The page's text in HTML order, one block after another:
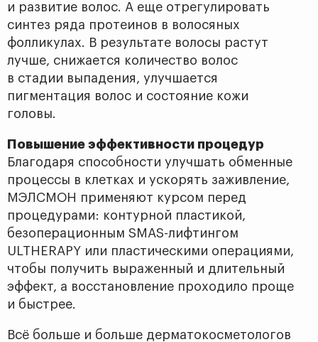
и развитие волос. А еще отрегулировать
синтез ряда протеинов в волосяных
фолликулах. В результате волосы растут
лучше, снижается количество волос
в стадии выпадения, улучшается
пигментация волос и состояние кожи
головы.
Повышение эффективности процедур
Благодаря способности улучшать обменные
процессы в клетках и ускорять заживление,
МЭЛСМОН применяют курсом перед
процедурами: контурной пластикой,
безоперационным SMAS-лифтингом
ULTHERAPY или пластическими операциями,
чтобы получить выраженный и длительный
эффект, а восстановление проходило проще
и быстрее.
Всё больше и больше дерматокосметологов